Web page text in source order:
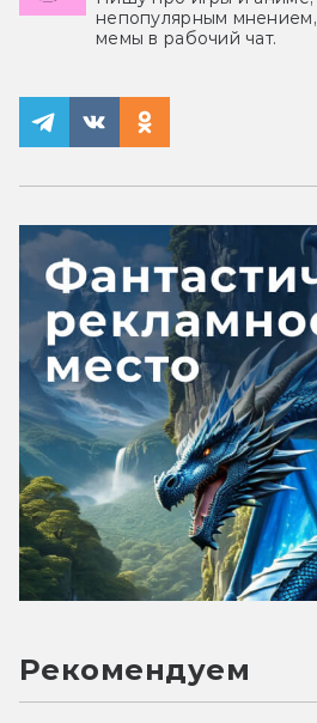
непопулярным
мемы в рабочий чат.
Рекомендуем